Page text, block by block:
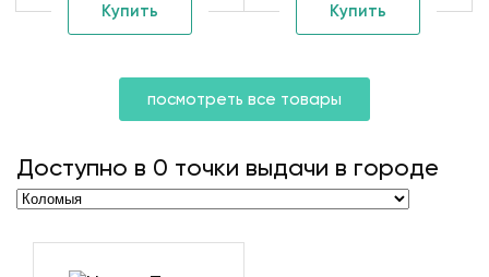
Купить Купить
посмотреть все товары
Доступно в 0 точки выдачи в городе